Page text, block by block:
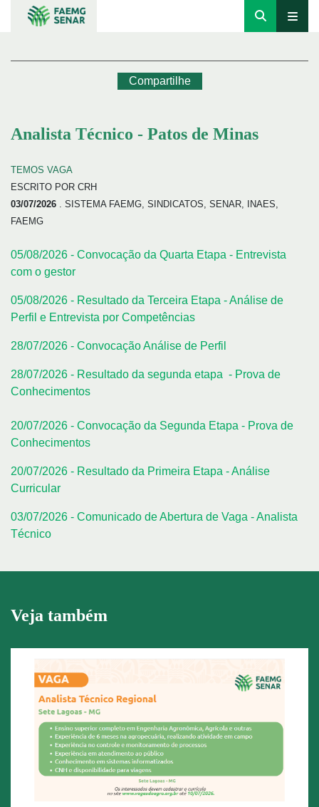
Compartilhe
Analista Técnico - Patos de Minas
TEMOS VAGA
ESCRITO POR CRH
03/07/2026 . SISTEMA FAEMG, SINDICATOS, SENAR, INAES,
FAEMG
05/08/2026 - Convocação da Quarta Etapa - Entrevista
com o gestor
05/08/2026 - Resultado da Terceira Etapa - Análise de
Perfil e Entrevista por Competências
28/07/2026 - Convocação Análise de Perfil
28/07/2026 - Resultado da segunda etapa - Prova de
Conhecimentos
20/07/2026 - Convocação da Segunda Etapa - Prova de
Conhecimentos
20/07/2026 - Resultado da Primeira Etapa - Análise
Curricular
03/07/2026 - Comunicado de Abertura de Vaga - Analista
Técnico
Veja também